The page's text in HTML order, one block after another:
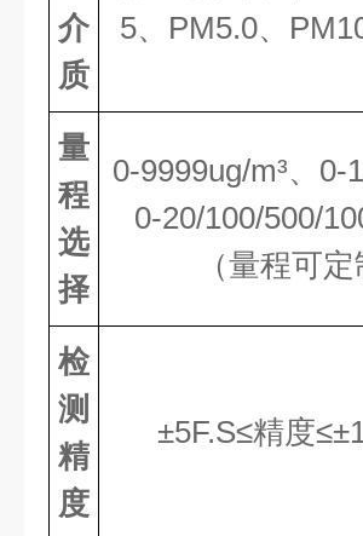
介
质
5、PM5.0、
量
程
选
择
0-9999ug/m³、0-
0-20/100/500/
（量程可定
检
测
精
度
±5F.S≤精度